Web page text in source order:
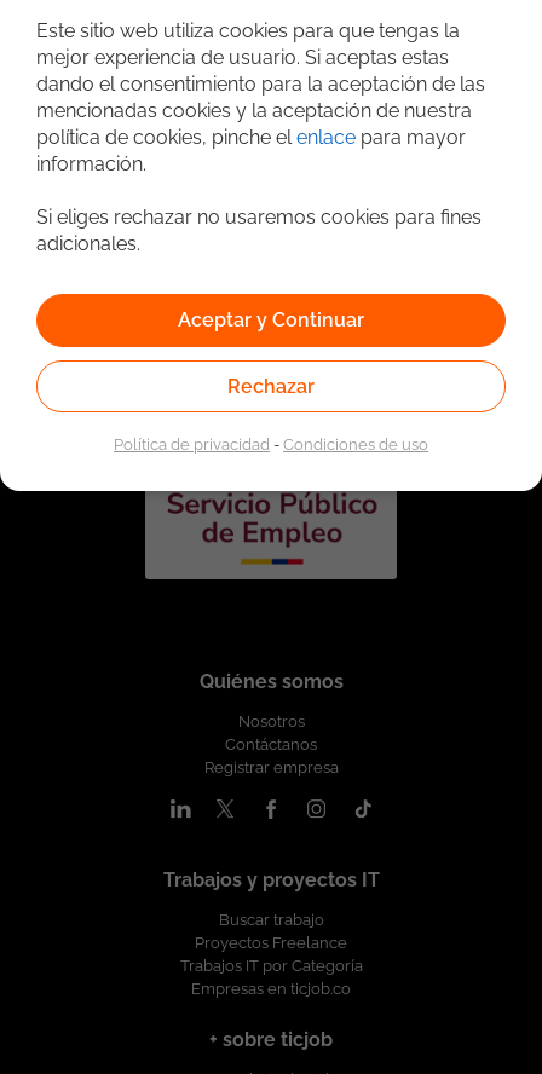
Búsqueda avanzada
Vinculado a la red de prestadores del Servicio Público de
Empleo. Autorizado por la Unidad Administrativa Especial
del Servicio Público de Empleo según Resolución No.
0026 del 17 de Enero de 2023,Ver resolución.
Quiénes somos
Nosotros
Contáctanos
Registrar empresa
Trabajos y proyectos IT
Buscar trabajo
Proyectos Freelance
Trabajos IT por Categoría
Empresas en ticjob.co
+ sobre ticjob
Este sitio web utiliza cookies para que tengas la
mejor experiencia de usuario. Si aceptas estas
dando el consentimiento para la aceptación de las
mencionadas cookies y la aceptación de nuestra
política de cookies, pinche elenlace para mayor
información.
Si eliges rechazar no usaremos cookies para fines
adicionales.
Aceptar y Continuar
Rechazar
Política de privacidad -Condiciones de uso